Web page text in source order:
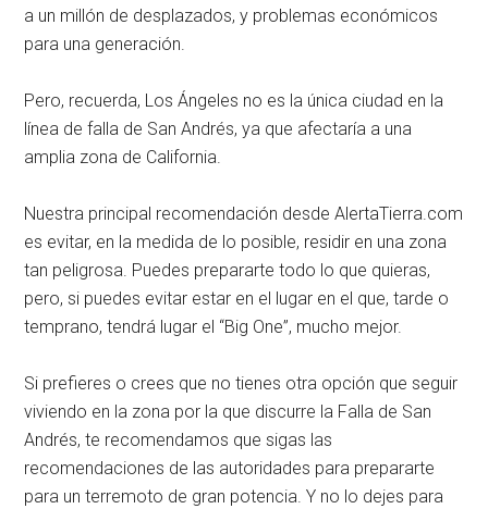
a un millón de desplazados, y problemas económicos
para una generación.
Pero, recuerda, Los Ángeles no es la única ciudad en la
línea de falla de San Andrés, ya que afectaría a una
amplia zona de California.
Nuestra principal recomendación desde AlertaTierra.com
es evitar, en la medida de lo posible, residir en una zona
tan peligrosa. Puedes prepararte todo lo que quieras,
pero, si puedes evitar estar en el lugar en el que, tarde o
temprano, tendrá lugar el “Big One”, mucho mejor.
Si prefieres o crees que no tienes otra opción que seguir
viviendo en la zona por la que discurre la Falla de San
Andrés, te recomendamos que sigas las
recomendaciones de las autoridades para prepararte
para un terremoto de gran potencia. Y no lo dejes para